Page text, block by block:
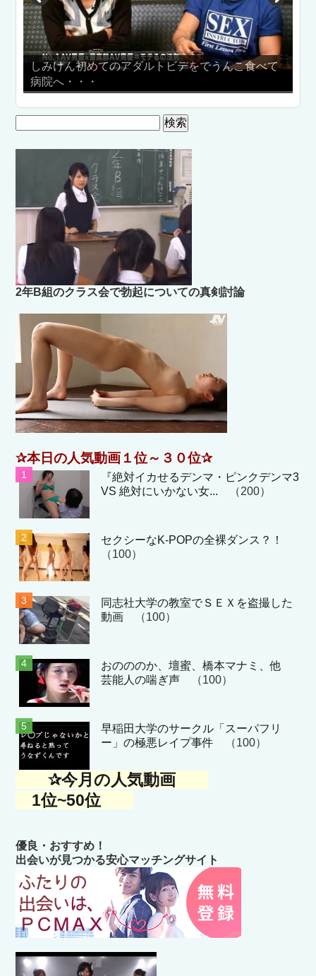
のアダルトビデをでうんこ食べて
索:
2年B組のクラス会で勃起についての真剣討論
✰本日の人気動画１位～３０位✰
『絶対イカせるデンマ・ピンクデンマ3
VS 絶対にいかない女... （200）
セクシーなK-POPの全裸ダンス？！
（100）
同志社大学の教室でＳＥＸを盗撮した
動画 （100）
おのののか、壇蜜、橋本マナミ、他
芸能人の喘ぎ声 （100）
早稲田大学のサークル「スーパフリ
ー」の極悪レイプ事件 （100）
✰今月の人気動画
1位~50位
優良・おすすめ！
出会いが見つかる安心マッチングサイト